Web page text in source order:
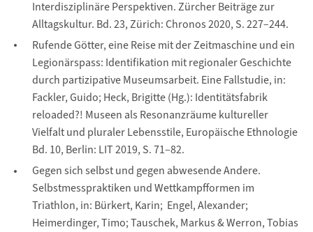
Interdisziplinäre Perspektiven. Zürcher Beiträge zur
Alltagskultur. Bd. 23, Zürich: Chronos 2020, S. 227–244.
Rufende Götter, eine Reise mit der Zeitmaschine und ein
Legionärspass: Identifikation mit regionaler Geschichte
durch partizipative Museumsarbeit. Eine Fallstudie, in:
Fackler, Guido; Heck, Brigitte (Hg.): Identitätsfabrik
reloaded?! Museen als Resonanzräume kultureller
Vielfalt und pluraler Lebensstile, Europäische Ethnologie
Bd. 10, Berlin: LIT 2019, S. 71–82.
Gegen sich selbst und gegen abwesende Andere.
Selbstmesspraktiken und Wettkampfformen im
Triathlon, in: Bürkert, Karin; Engel, Alexander;
Heimerdinger, Timo; Tauschek, Markus & Werron, Tobias